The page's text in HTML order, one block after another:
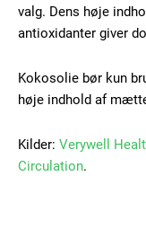
valg. Dens høje
antioxidanter giver
Kokosolie bør kun
høje indhold af
Kilder: Verywell
Circulation.